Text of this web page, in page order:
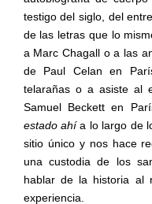
testigo del siglo, del
de las letras que lo
a Marc Chagall o a las
de Paul Celan en
telarañas o a asiste al
Samuel Beckett en
estado ahía lo largo de
sitio único y nos hace
una custodia de los
hablar de la historia al
experiencia.